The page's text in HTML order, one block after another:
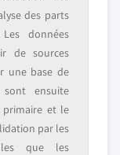
des parts
données
de sources
une base de
ensuite
primaire et le
par les
que les